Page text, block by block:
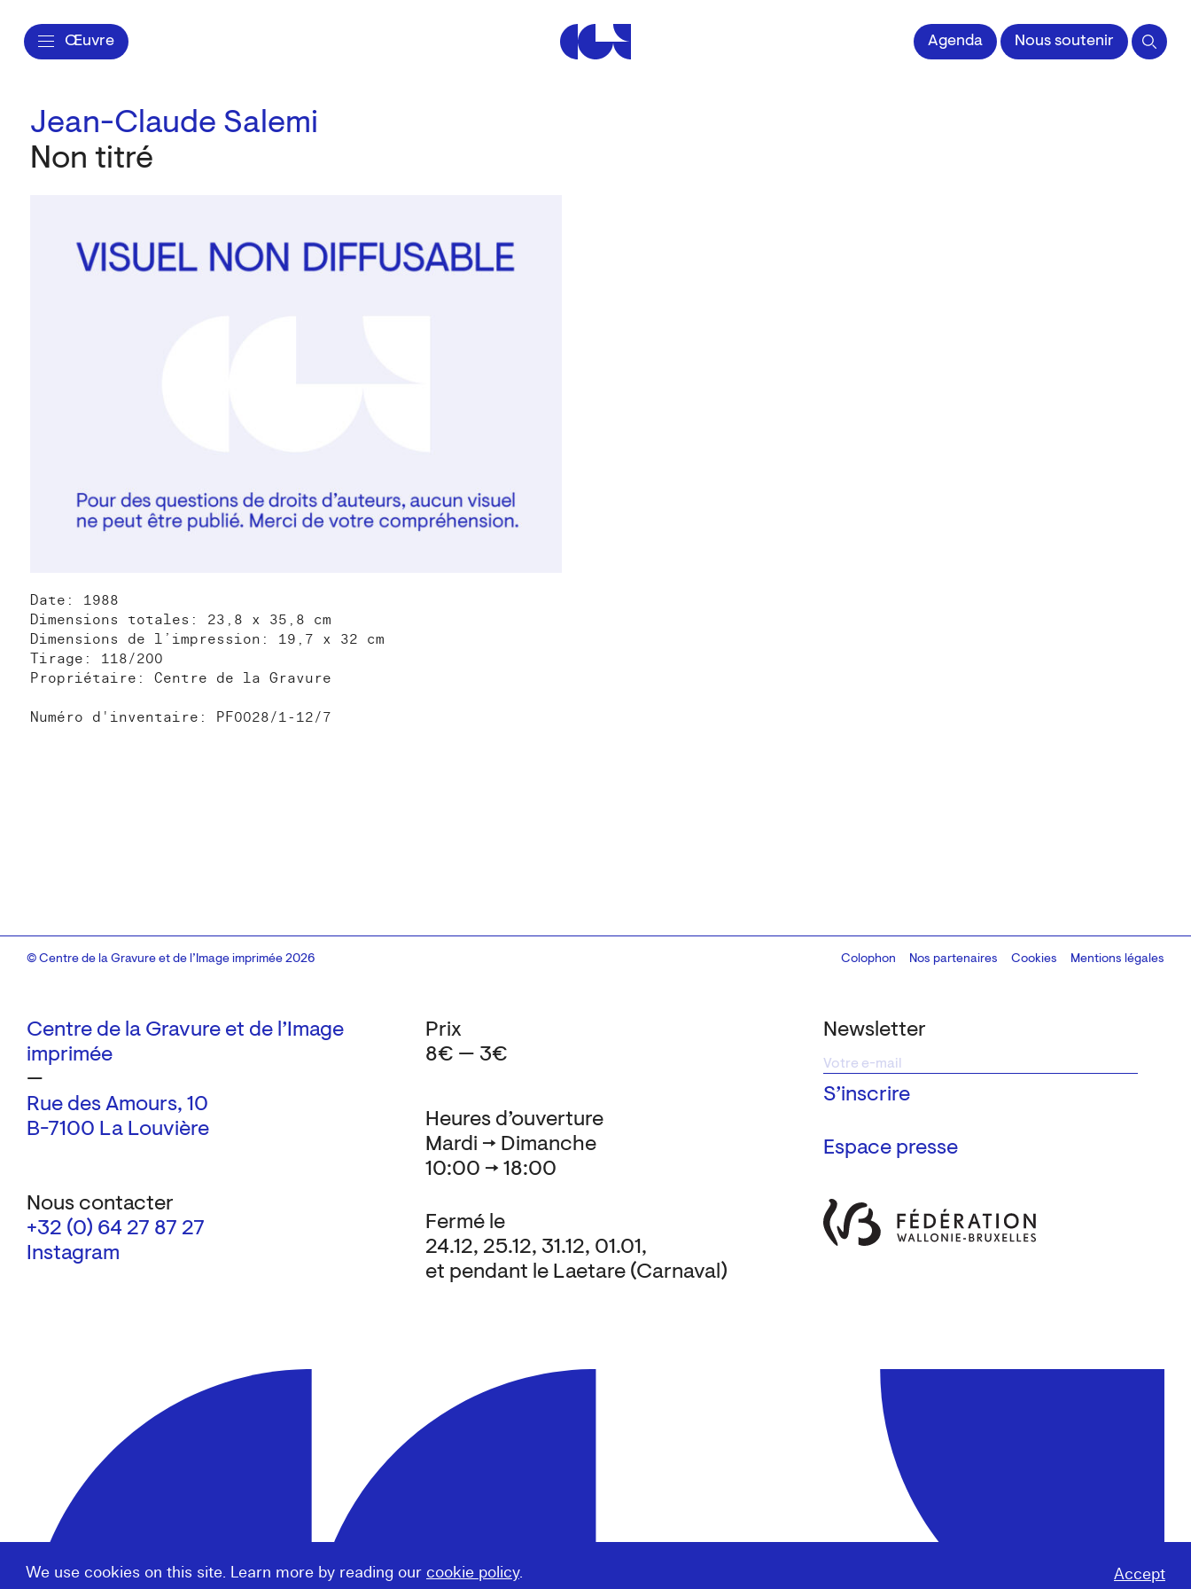
Œuvre Centre de la Gravure et de l'Image impriméeAgenda Nous soutenir
We use cookies on this site. Learn more by reading our cookie policy. Accept
Jean-Claude Salemi
Non titré
Date: 1988
Dimensions totales: 23,8 x 35,8 cm
Dimensions de l’impression: 19,7 x 32 cm
Tirage: 118/200
Propriétaire: Centre de la Gravure
Numéro d'inventaire: PF0028/1-12/7
Centre de la Gravure et de l’Image
imprimée
—
Rue des Amours, 10
B-7100 La Louvière
Nous contacter
+32 (0) 64 27 87 27
Instagram
Newsletter
Espace presse
Heures d’ouverture
Mardi → Dimanche
10:00 → 18:00
Fermé le
24.12, 25.12, 31.12, 01.01,
et pendant le Laetare (Carnaval)
Prix
8€ — 3€
© Centre de la Gravure et de l’Image imprimée 2026 Colophon
Design:Marcel Kaczmarek, code:8080.studio
Nos partenaires Cookies Mentions légales